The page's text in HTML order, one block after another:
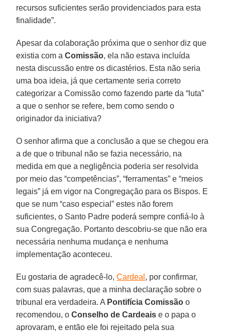
recursos suficientes serão providenciados para esta
finalidade”.
Apesar da colaboração próxima que o senhor diz que
existia com aComissão, ela não estava incluída
nesta discussão entre os dicastérios. Esta não seria
uma boa ideia, já que certamente seria correto
categorizar a Comissão como fazendo parte da “luta”
a que o senhor se refere, bem como sendo o
originador da iniciativa?
O senhor afirma que a conclusão a que se chegou era
a de que o tribunal não se fazia necessário, na
medida em que a negligência poderia ser resolvida
por meio das “competências”, “ferramentas” e “meios
legais” já em vigor na Congregação para os Bispos. E
que se num “caso especial” estes não forem
suficientes, o Santo Padre poderá sempre confiá-lo à
sua Congregação. Portanto descobriu-se que não era
necessária nenhuma mudança e nenhuma
implementação aconteceu.
Eu gostaria de agradecê-lo,Cardeal , por confirmar,
com suas palavras, que a minha declaração sobre o
tribunal era verdadeira. A Pontifícia Comissão o
recomendou, o Conselho de Cardeais e o papa o
aprovaram, e então ele foi rejeitado pela sua